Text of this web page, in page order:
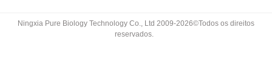
Ningxia Pure Biology Technology Co., Ltd 2009-2026©Todos os direitos
reservados.